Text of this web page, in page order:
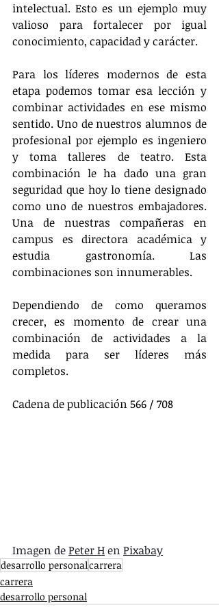
intelectual. Esto es un ejemplo muy
valioso para fortalecer por igual
conocimiento, capacidad y carácter.
Para los líderes modernos de esta
etapa podemos tomar esa lección y
combinar actividades en ese mismo
sentido. Uno de nuestros alumnos de
profesional por ejemplo es ingeniero
y toma talleres de teatro. Esta
combinación le ha dado una gran
seguridad que hoy lo tiene designado
como uno de nuestros embajadores.
Una de nuestras compañeras en
campus es directora académica y
estudia gastronomía. Las
combinaciones son innumerables.
Dependiendo de como queramos
crecer, es momento de crear una
combinación de actividades a la
medida para ser líderes más
completos.
Cadena de publicación 566 / 708
Imagen de Peter H en Pixabay
desarrollo personalcarrera
carrera
desarrollo personal